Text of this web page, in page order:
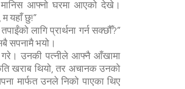
आफ्नो घरमा आएको देखे।
यहाँ छु!”
लागि प्रार्थना गर्न सक्छौँ?”
सपनामै भयो।
उनकी पत्नीले आफ्नै आँखामा
खराब थियो, तर अचानक उनको
मार्फत उनले निको पाएका थिए